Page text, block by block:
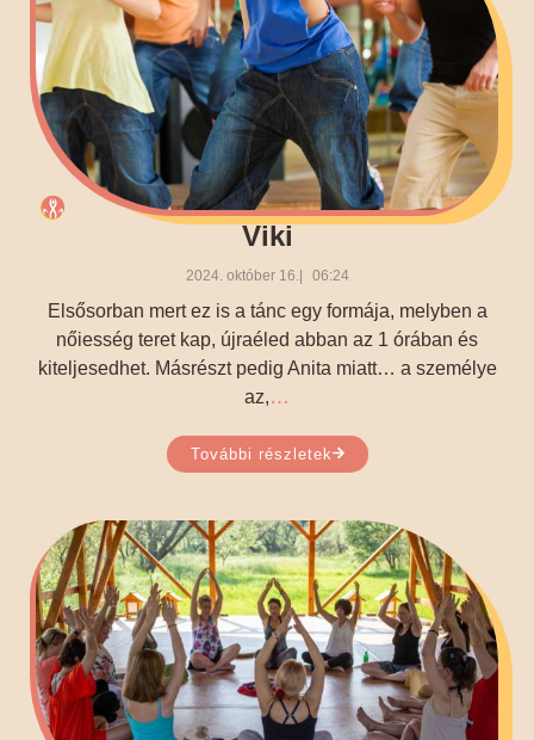
Viki
2024. október 16. 06:24
Elsősorban mert ez is a tánc egy formája, melyben a
nőiesség teret kap, újraéled abban az 1 órában és
kiteljesedhet. Másrészt pedig Anita miatt… a személye
az,…
További részletek